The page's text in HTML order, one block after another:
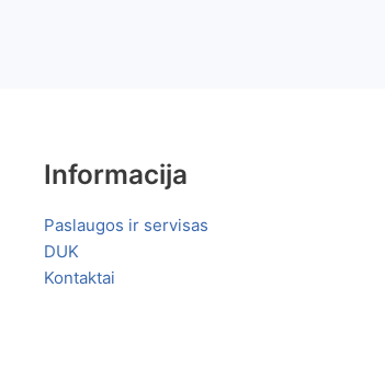
Informacija
Paslaugos ir servisas
DUK
Kontaktai